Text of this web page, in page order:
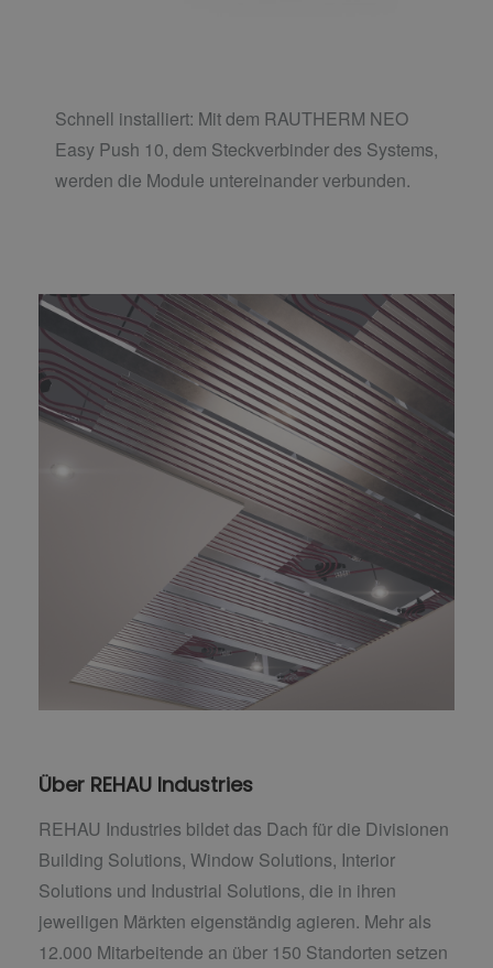
Schnell installiert: Mit dem RAUTHERM NEO
Easy Push 10, dem Steckverbinder des Systems,
werden die Module untereinander verbunden.
Über REHAU Industries
REHAU Industries bildet das Dach für die Divisionen
Building Solutions, Window Solutions, Interior
Solutions und Industrial Solutions, die in ihren
jeweiligen Märkten eigenständig agieren. Mehr als
12.000 Mitarbeitende an über 150 Standorten setzen